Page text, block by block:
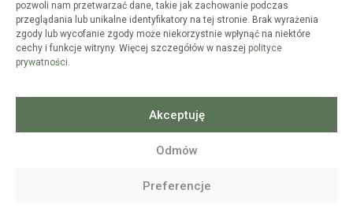
pozwoli nam przetwarzać dane, takie jak zachowanie podczas
przeglądania lub unikalne identyfikatory na tej stronie. Brak wyrażenia
zgody lub wycofanie zgody może niekorzystnie wpłynąć na niektóre
cechy i funkcje witryny. Więcej szczegółów w naszej polityce
prywatności.
Akceptuję
Odmów
Preferencje
WSPÓŁPRACA
SPIS TREŚCI
PRAWA ZASTRZEŻONE